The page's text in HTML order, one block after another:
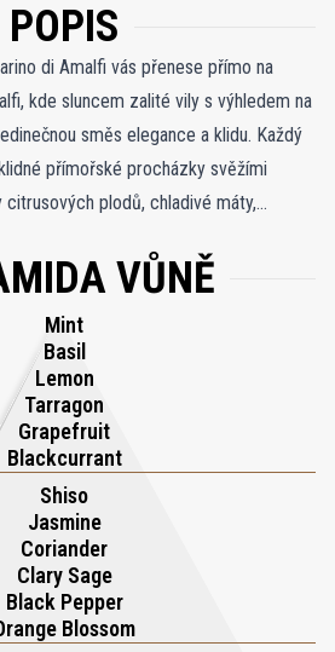
POPIS
di Amalfi vás přenese přímo na
kde sluncem zalité vily s výhledem na
směs elegance a klidu. Každý
přímořské procházky svěžími
citrusových plodů, chladivé máty,
divokých květů vytvářejících
Tato vůně není jen o povzbuzující
hloubku a rafinovanost. Jeho
jemnou, ale svůdnou smyslnost, takže je
Parfémovaná voda Mandarino di
dovolené v láhvi, která vás zve k tomu,
pobřeží Amalfi, ať jste kdekoli, a
nádechem sluncem zalité pobřežní
VŮNĚ
Mint
Basil
Lemon
Tarragon
Grapefruit
Blackcurrant
Shiso
Jasmine
Coriander
Clary Sage
Black Pepper
Blossom